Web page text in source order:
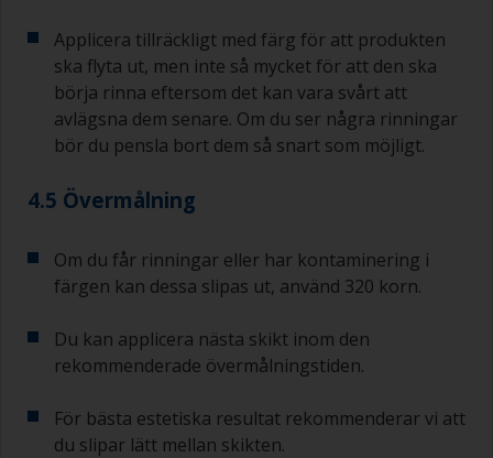
Applicera tillräckligt med färg för att produkten
ska flyta ut, men inte så mycket för att den ska
börja rinna eftersom det kan vara svårt att
avlägsna dem senare. Om du ser några rinningar
bör du pensla bort dem så snart som möjligt.
4.5 Övermålning
Om du får rinningar eller har kontaminering i
färgen kan dessa slipas ut, använd 320 korn.
Du kan applicera nästa skikt inom den
rekommenderade övermålningstiden.
För bästa estetiska resultat rekommenderar vi att
du slipar lätt mellan skikten.